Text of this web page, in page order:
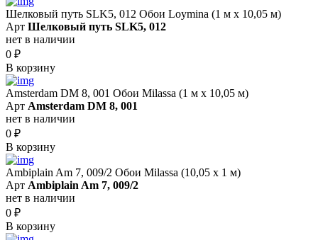
Шелковый путь SLK5, 012 Обои Loymina (1 м х 10,05 м)
Арт Шелковый путь SLK5, 012
нет в наличии
0 ₽
В корзину
Amsterdam DM 8, 001 Обои Milassa (1 м х 10,05 м)
Арт Amsterdam DM 8, 001
нет в наличии
0 ₽
В корзину
Ambiplain Am 7, 009/2 Обои Milassa (10,05 х 1 м)
Арт Ambiplain Am 7, 009/2
нет в наличии
0 ₽
В корзину